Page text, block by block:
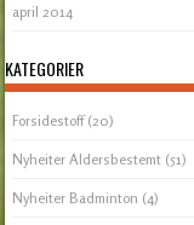
april 2014
KATEGORIER
Forsidestoff(20)
Nyheiter Aldersbestemt (51)
Nyheiter Badminton (4)